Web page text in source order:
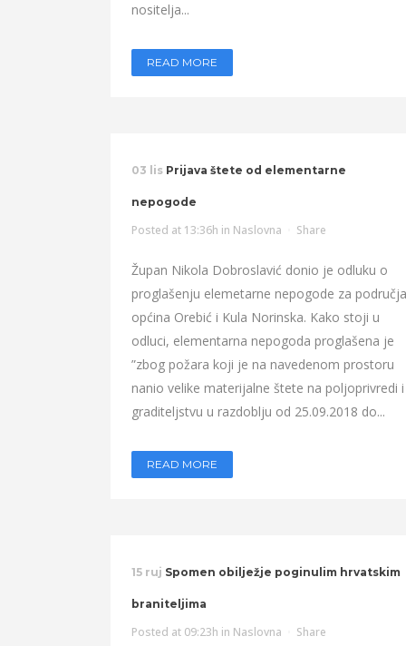
nositelja...
READ MORE
03 lis Prijava štete od elementarne
nepogode
Posted at 13:36h in Naslovna Share
Župan Nikola Dobroslavić donio je odluku o
proglašenju elemetarne nepogode za područja
općina Orebić i Kula Norinska. Kako stoji u
odluci, elementarna nepogoda proglašena je
”zbog požara koji je na navedenom prostoru
nanio velike materijalne štete na poljoprivredi i
graditeljstvu u razdoblju od 25.09.2018 do...
READ MORE
15 ruj Spomen obilježje poginulim hrvatskim
braniteljima
Posted at 09:23h in Naslovna Share